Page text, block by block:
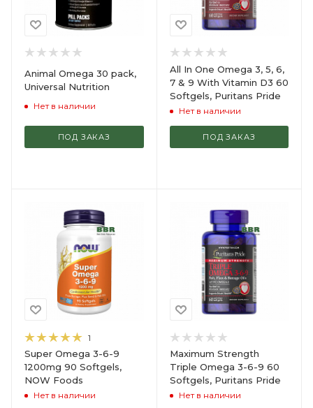
Animal Omega 30 pack,
Universal Nutrition
Нет в наличии
ПОД ЗАКАЗ
All In One Omega 3, 5, 6,
7 & 9 With Vitamin D3 60
Softgels, Puritans Pride
Нет в наличии
ПОД ЗАКАЗ
1
Super Omega 3-6-9
1200mg 90 Softgels,
NOW Foods
Нет в наличии
Maximum Strength
Triple Omega 3-6-9 60
Softgels, Puritans Pride
Нет в наличии